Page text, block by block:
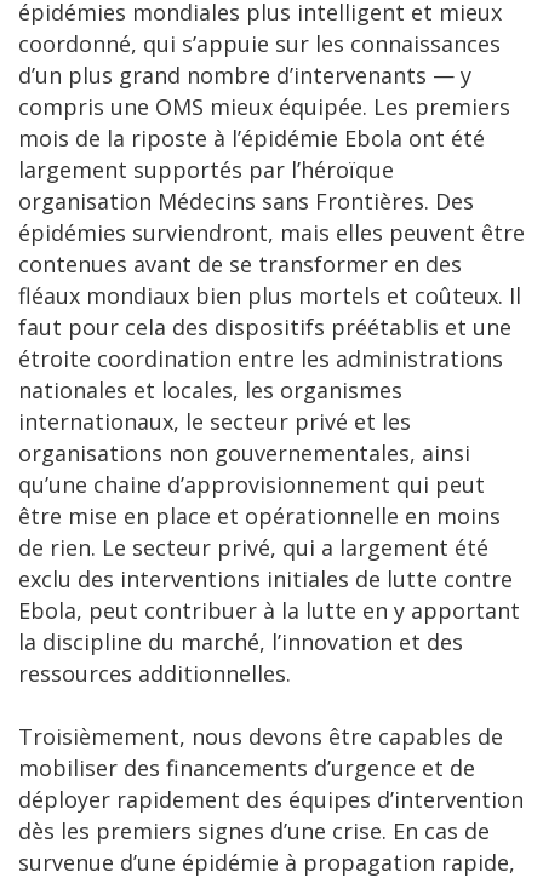
épidémies mondiales plus intelligent et mieux
coordonné, qui s’appuie sur les connaissances
d’un plus grand nombre d’intervenants — y
compris une OMS mieux équipée. Les premiers
mois de la riposte à l’épidémie Ebola ont été
largement supportés par l’héroïque
organisation Médecins sans Frontières. Des
épidémies surviendront, mais elles peuvent être
contenues avant de se transformer en des
fléaux mondiaux bien plus mortels et coûteux. Il
faut pour cela des dispositifs préétablis et une
étroite coordination entre les administrations
nationales et locales, les organismes
internationaux, le secteur privé et les
organisations non gouvernementales, ainsi
qu’une chaine d’approvisionnement qui peut
être mise en place et opérationnelle en moins
de rien. Le secteur privé, qui a largement été
exclu des interventions initiales de lutte contre
Ebola, peut contribuer à la lutte en y apportant
la discipline du marché, l’innovation et des
ressources additionnelles.
Troisièmement, nous devons être capables de
mobiliser des financements d’urgence et de
déployer rapidement des équipes d’intervention
dès les premiers signes d’une crise. En cas de
survenue d’une épidémie à propagation rapide,